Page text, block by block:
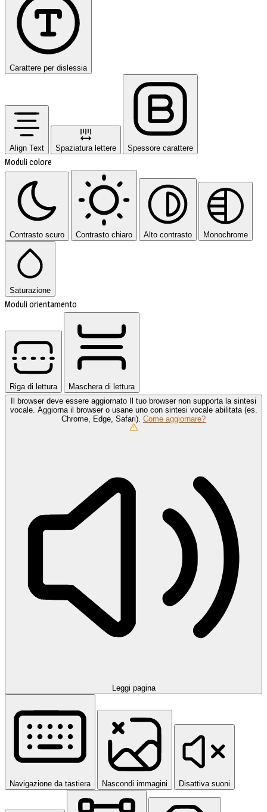
Carattere per dislessia
Align Text Spaziatura lettere Spessore carattere
Moduli colore
Contrasto scuro Contrasto chiaro Alto contrasto Monochrome
Saturazione
Moduli orientamento
Riga di lettura
Maschera di lettura
Il browser deve essere aggiornato Il tuo browser non supporta la sintesi
vocale. Aggiorna il browser o usane uno con sintesi vocale abilitata (es.
Chrome, Edge, Safari). Come aggiornare?
Leggi pagina
Navigazione da tastiera Nascondi immagini Disattiva suoni